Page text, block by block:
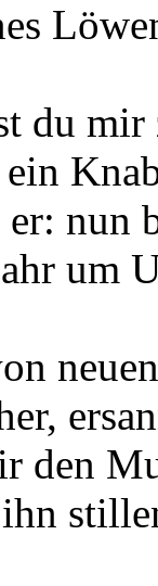
du mir
er: nun
um
den